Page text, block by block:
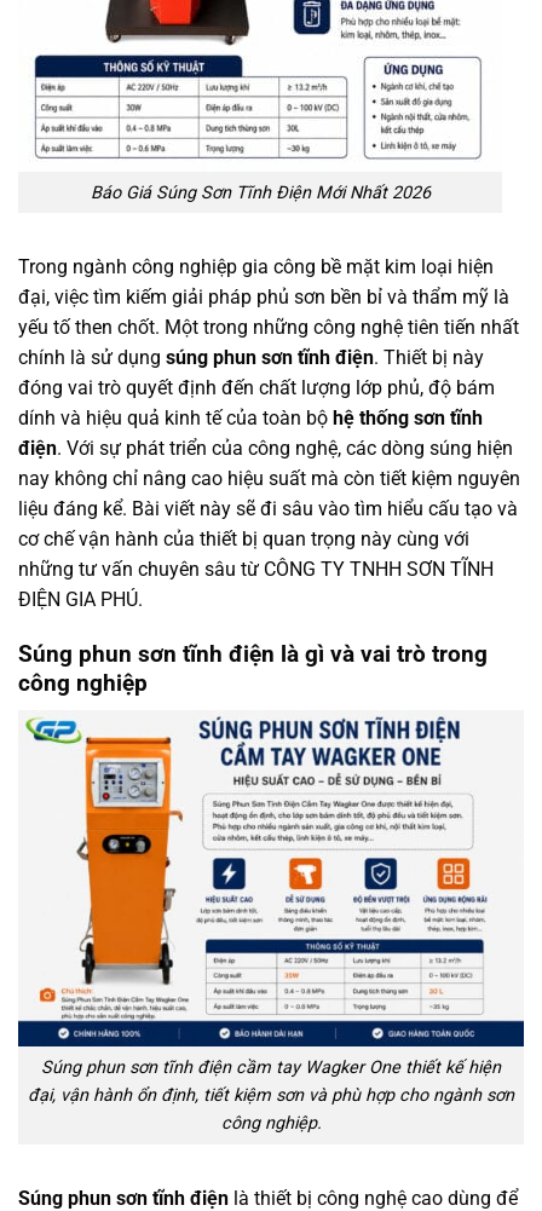
Báo Giá Súng Sơn Tĩnh Điện Mới Nhất 2026
Trong ngành công nghiệp gia công bề mặt kim loại hiện
đại, việc tìm kiếm giải pháp phủ sơn bền bỉ và thẩm mỹ là
yếu tố then chốt. Một trong những công nghệ tiên tiến nhất
chính là sử dụng súng phun sơn tĩnh điện. Thiết bị này
đóng vai trò quyết định đến chất lượng lớp phủ, độ bám
dính và hiệu quả kinh tế của toàn bộ hệ thống sơn tĩnh
điện. Với sự phát triển của công nghệ, các dòng súng hiện
nay không chỉ nâng cao hiệu suất mà còn tiết kiệm nguyên
liệu đáng kể. Bài viết này sẽ đi sâu vào tìm hiểu cấu tạo và
cơ chế vận hành của thiết bị quan trọng này cùng với
những tư vấn chuyên sâu từ CÔNG TY TNHH SƠN TĨNH
ĐIỆN GIA PHÚ.
Súng phun sơn tĩnh điện là gì và vai trò trong
công nghiệp
Súng phun sơn tĩnh điện cầm tay Wagker One thiết kế hiện
đại, vận hành ổn định, tiết kiệm sơn và phù hợp cho ngành sơn
công nghiệp.
Súng phun sơn tĩnh điện là thiết bị công nghệ cao dùng để